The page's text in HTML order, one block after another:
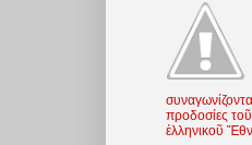
προδοσίες τοῦ
ἑλληνικοῦ